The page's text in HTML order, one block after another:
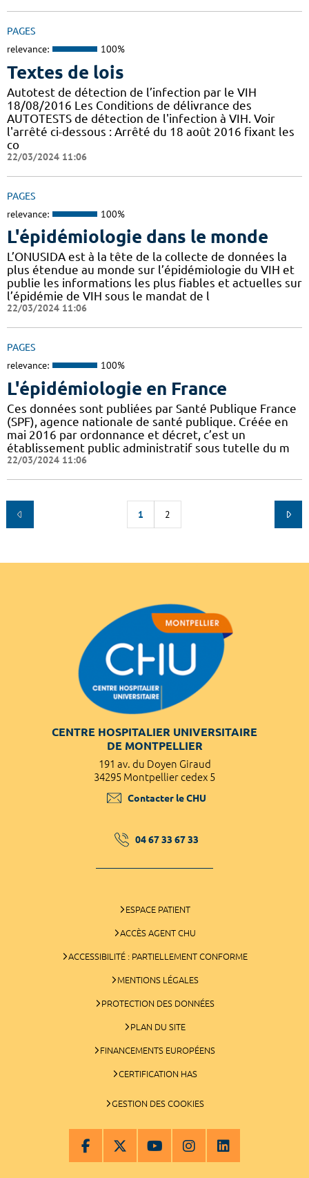
PAGES
relevance: 100%
Textes de lois
Autotest de détection de l’infection par le VIH
18/08/2016 Les Conditions de délivrance des
AUTOTESTS de détection de l'infection à VIH. Voir
l'arrêté ci-dessous : Arrêté du 18 août 2016 fixant les
co
22/03/2024 11:06
PAGES
relevance: 100%
L'épidémiologie dans le monde
L’ONUSIDA est à la tête de la collecte de données la
plus étendue au monde sur l’épidémiologie du VIH et
publie les informations les plus fiables et actuelles sur
l’épidémie de VIH sous le mandat de l
22/03/2024 11:06
PAGES
relevance: 100%
L'épidémiologie en France
Ces données sont publiées par Santé Publique France
(SPF), agence nationale de santé publique. Créée en
mai 2016 par ordonnance et décret, c’est un
établissement public administratif sous tutelle du m
22/03/2024 11:06
1 2
CENTRE HOSPITALIER UNIVERSITAIRE
DE MONTPELLIER
191 av. du Doyen Giraud
34295 Montpellier cedex 5
Contacter le CHU
04 67 33 67 33
ESPACE PATIENT
ACCÈS AGENT CHU
ACCESSIBILITÉ : PARTIELLEMENT CONFORME
MENTIONS LÉGALES
PROTECTION DES DONNÉES
PLAN DU SITE
FINANCEMENTS EUROPÉENS
CERTIFICATION HAS
GESTION DES COOKIES